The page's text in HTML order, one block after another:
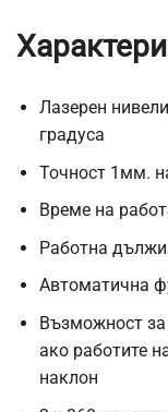
Лазерен
градуса
Точност 1мм.
Време на
Работна
Автоматична
Възможност
ако работите
наклон